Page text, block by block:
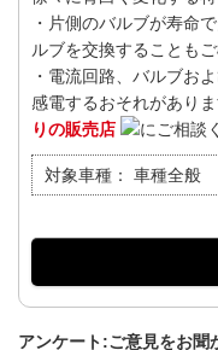
・片側のバルブが寿命
ルブを交換することもご
・電流回路、バルブお
感電するおそれがあり
りの販売店
にご相談
対象車種： 車種全般
アンケート:ご意見をお聞